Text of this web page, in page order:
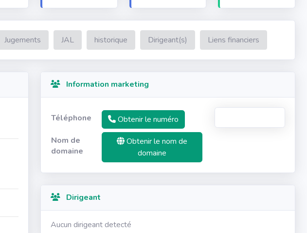
Jugements JAL historique Dirigeant(s) Liens financiers
Information marketing
Téléphone
Obtenir le numéro
Nom de
domaine
Obtenir le nom de
domaine
Dirigeant
Aucun dirigeant detecté